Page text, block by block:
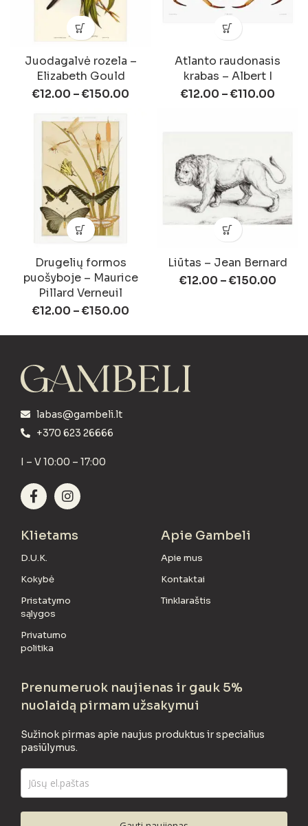
Juodagalvė rozela –
Elizabeth Gould
€12.00 –€150.00
Atlanto raudonasis
krabas – Albert I
€12.00 –€110.00
Drugelių formos
puošyboje – Maurice
Pillard Verneuil
€12.00 –€150.00
Liūtas – Jean Bernard
€12.00 –€150.00
labas@gambeli.lt
+370 623 26666
I – V 10:00 – 17:00
Klietams
D.U.K.
Kokybė
Pristatymo
sąlygos
Privatumo
politika
Apie Gambeli
Apie mus
Kontaktai
Tinklaraštis
Prenumeruok naujienas ir gauk 5%
nuolaidą pirmam užsakymui
Sužinok pirmas apie naujus produktus ir specialius
pasiūlymus.